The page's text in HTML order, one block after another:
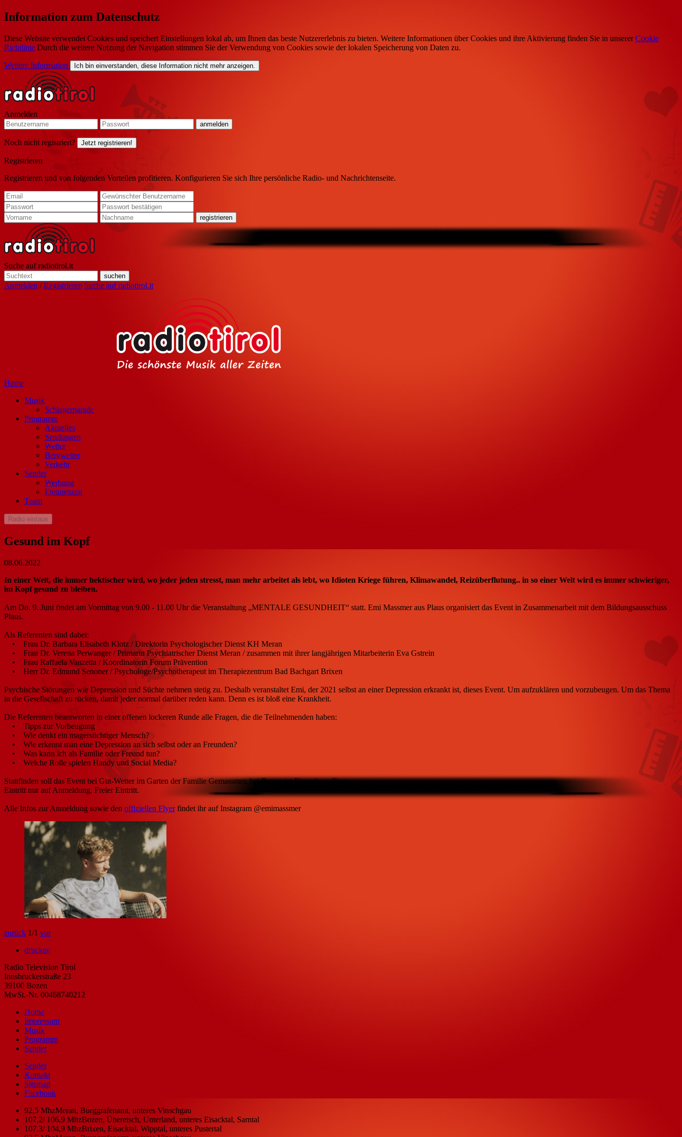
Information zum Datenschutz
Diese Website verwendet Cookies und speichert Einstellungen lokal ab, um Ihnen das beste Nutzererlebnis zu bieten. Weitere Informationen über Cookies und ihre Aktivierung finden Sie in unsererCookie
Richtlinie Durch die weitere Nutzung der Navigation stimmen Sie der Verwendung von Cookies sowie der lokalen Speicherung von Daten zu.
Weitere Information Ich bin einverstanden, diese Information nicht mehr anzeigen.
Anmelden
Noch nicht registriert? Jetzt registrieren!
Registrieren
Registrieren und von folgenden Vorteilen profitieren. Konfigurieren Sie sich Ihre persönliche Radio- und Nachrichtenseite.
Suche auf radiotirol.it
Anmelden /Registrieren Suche auf radiotirol.it
Home
Musik
Schlagerparade
Programm
Aktuelles
Sendungen
Wetter
Bergwetter
Verkehr
Sender
Werbung
Frequenzen
Team
Radio ein/aus
Gesund im Kopf
08.06.2022
In einer Welt, die immer hektischer wird, wo jeder jeden stresst, man mehr arbeitet als lebt, wo Idioten Kriege führen, Klimawandel, Reizüberflutung.. in so einer Welt wird es immer schwieriger,
im Kopf gesund zu bleiben.
Am Do. 9. Juni findet am Vormittag von 9.00 - 11.00 Uhr die Veranstaltung „MENTALE GESUNDHEIT“ statt. Emi Massmer aus Plaus organisiert das Event in Zusammenarbeit mit dem Bildungsausschuss
Plaus.
Als Referenten sind dabei:
• Frau Dr. Barbara Elisabeth Klotz / Direktorin Psychologischer Dienst KH Meran
• Frau Dr. Verena Perwanger / Primarin Psychiatrischer Dienst Meran / zusammen mit ihrer langjährigen Mitarbeiterin Eva Gstrein
• Frau Raffaela Vanzetta / Koordinatorin Forum Prävention
• Herr Dr. Edmund Senoner / Psychologe/Psychotherapeut im Therapiezentrum Bad Bachgart Brixen
Psychische Störungen wie Depression und Süchte nehmen stetig zu. Deshalb veranstaltet Emi, der 2021 selbst an einer Depression erkrankt ist, dieses Event. Um aufzuklären und vorzubeugen. Um das Thema
in die Gesellschaft zu rücken, damit jeder normal darüber reden kann. Denn es ist bloß eine Krankheit.
Die Referenten beantworten in einer offenen lockeren Runde alle Fragen, die die Teilnehmenden haben:
• Tipps zur Vorbeugung
• Wie denkt ein magersüchtiger Mensch?
• Wie erkennt man eine Depression an sich selbst oder an Freunden?
• Was kann ich als Familie oder Freund tun?
• Welche Rolle spielen Handy und Social Media?
Stattfinden soll das Event bei Gut-Wetter im Garten der Familie Gemassmer, bei Regen im Pixnerhaus Plaus.
Eintritt nur auf Anmeldung. Freier Eintritt.
Alle Infos zur Anmeldung sowie den offiziellen Flyerfindet ihr auf Instagram @emimassmer
zurück 1/1 vor
drucken
Radio Television Tirol
Innsbruckerstraße 23
39100 Bozen
MwSt.-Nr. 00468740212
Home
Impressum
Musik
Programm
Sender
Sender
Kontakt
Sitemap
Facebook
92,5 MhzMeran, Burggrafenamt, unteres Vinschgau
107,2/ 106,9 MhzBozen, Überetsch, Unterland, unteres Eisacktal, Sarntal
107,3/ 104,9 MhzBrixen, Eisacktal, Wipptal, unteres Pustertal